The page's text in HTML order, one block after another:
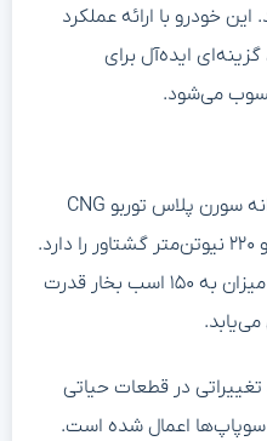
خودرو با ارائه عملکرد
ایده‌آل برای
می‌شود.
در حالت استفاده از CNG، پیشرانه سورن پلاس توربو CNG
توان تولید ۱۲۴ اسب بخار قدرت و ۲۲۰ نیوتن‌متر گشتاور را دارد.
در صورت استفاده از بنزین، این میزان به ۱۵۰ اسب بخار قدرت
در قطعات حیاتی
سوپاپ‌ها اعمال شده است.